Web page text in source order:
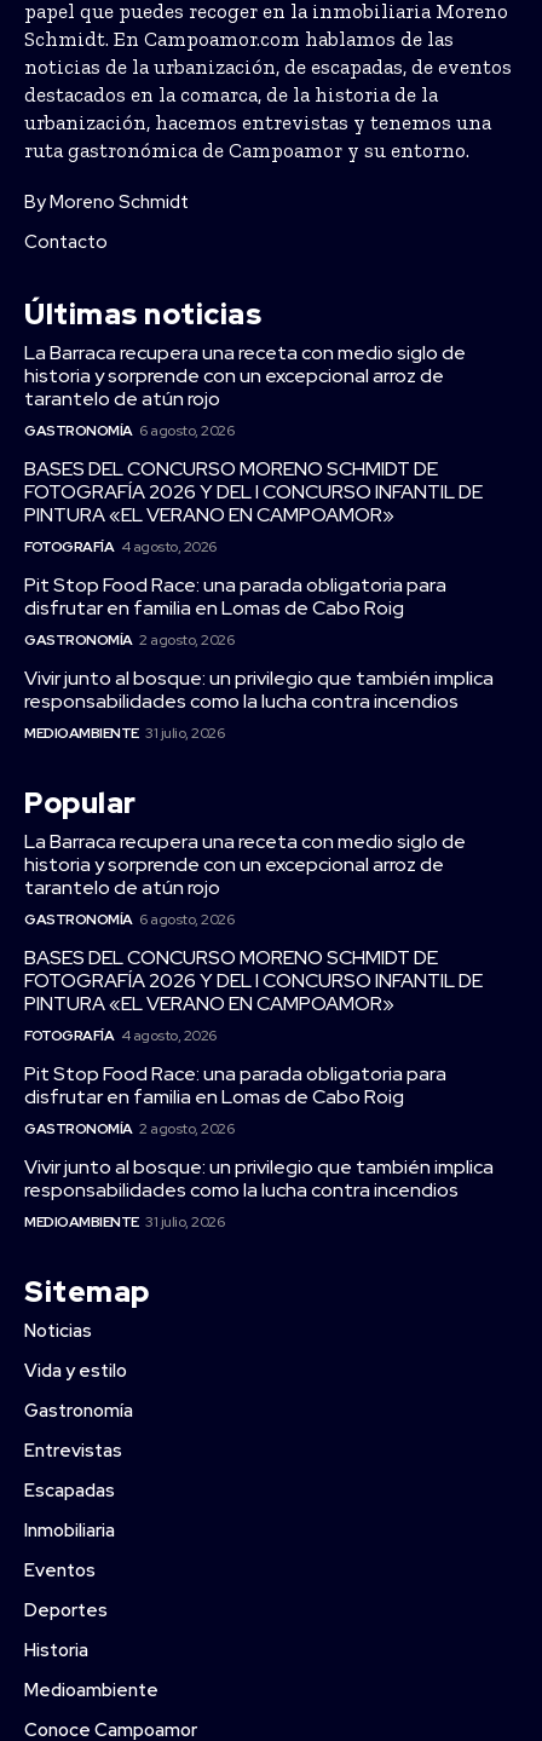
papel que puedes recoger en la inmobiliaria Moreno
Schmidt. En Campoamor.com hablamos de las
noticias de la urbanización, de escapadas, de eventos
destacados en la comarca, de la historia de la
urbanización, hacemos entrevistas y tenemos una
ruta gastronómica de Campoamor y su entorno.
By Moreno Schmidt
Contacto
Últimas noticias
La Barraca recupera una receta con medio siglo de
historia y sorprende con un excepcional arroz de
tarantelo de atún rojo
GASTRONOMÍA 6 agosto, 2026
BASES DEL CONCURSO MORENO SCHMIDT DE
FOTOGRAFÍA 2026 Y DEL I CONCURSO INFANTIL DE
PINTURA «EL VERANO EN CAMPOAMOR»
FOTOGRAFÍA 4 agosto, 2026
Pit Stop Food Race: una parada obligatoria para
disfrutar en familia en Lomas de Cabo Roig
GASTRONOMÍA 2 agosto, 2026
Vivir junto al bosque: un privilegio que también implica
responsabilidades como la lucha contra incendios
MEDIOAMBIENTE 31 julio, 2026
Popular
La Barraca recupera una receta con medio siglo de
historia y sorprende con un excepcional arroz de
tarantelo de atún rojo
GASTRONOMÍA 6 agosto, 2026
BASES DEL CONCURSO MORENO SCHMIDT DE
FOTOGRAFÍA 2026 Y DEL I CONCURSO INFANTIL DE
PINTURA «EL VERANO EN CAMPOAMOR»
FOTOGRAFÍA 4 agosto, 2026
Pit Stop Food Race: una parada obligatoria para
disfrutar en familia en Lomas de Cabo Roig
GASTRONOMÍA 2 agosto, 2026
Vivir junto al bosque: un privilegio que también implica
responsabilidades como la lucha contra incendios
MEDIOAMBIENTE 31 julio, 2026
Sitemap
Noticias
Vida y estilo
Gastronomía
Entrevistas
Escapadas
Inmobiliaria
Eventos
Deportes
Historia
Medioambiente
Conoce Campoamor